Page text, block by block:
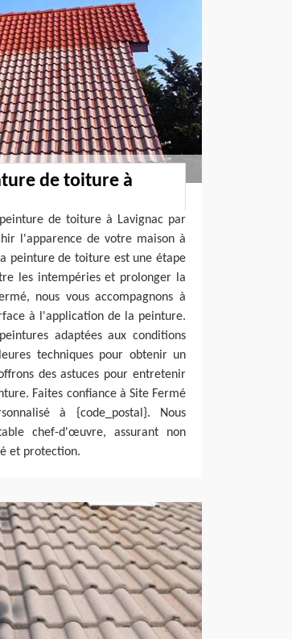
de toiture à
de toiture à Lavignac par
l'apparence de votre maison à
peinture de toiture est une étape
les intempéries et prolonger la
nous vous accompagnons à
à l'application de la peinture.
adaptées aux conditions
techniques pour obtenir un
des astuces pour entretenir
Faites confiance à Site Fermé
à {code_postal}. Nous
chef-d'œuvre, assurant non
et protection.